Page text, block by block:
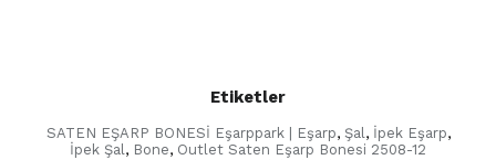
Etiketler
SATEN EŞARP BONESİ Eşarppark | Eşarp, Şal , İpek Eşarp,
İpek Şal , Bone, Outlet Saten Eşarp Bonesi 2508-12